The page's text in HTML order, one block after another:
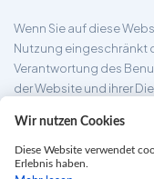
Wenn Sie auf diese
Nutzung eingeschränkt
Verantwortung des
der Website und ihrer
seiner Website
Rechtsgebiete